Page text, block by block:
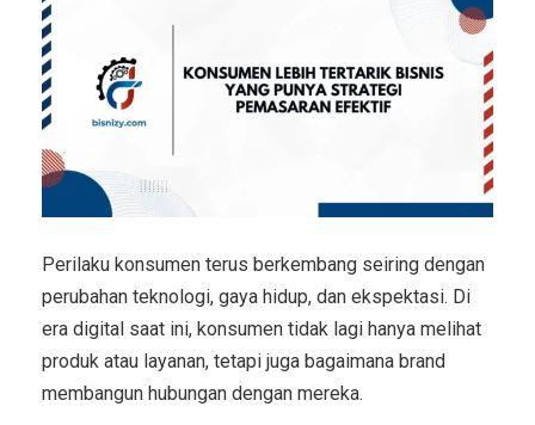
Perilaku konsumen terus berkembang seiring dengan
perubahan teknologi, gaya hidup, dan ekspektasi. Di
era digital saat ini, konsumen tidak lagi hanya melihat
produk atau layanan, tetapi juga bagaimana brand
membangun hubungan dengan mereka.